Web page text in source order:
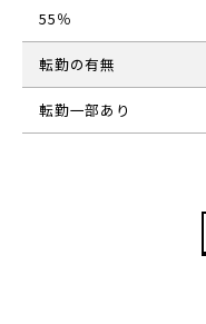
55％
転勤の有無
転勤一部あり